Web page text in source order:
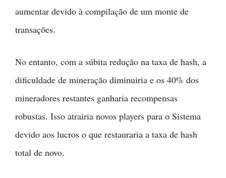
aumentar devido à compilação de um monte de
transações.
No entanto, com a súbita redução na taxa de hash, a
dificuldade de mineração diminuiria e os 40% dos
mineradores restantes ganharia recompensas
robustas. Isso atrairia novos players para o Sistema
devido aos lucros o que restauraria a taxa de hash
total de novo.